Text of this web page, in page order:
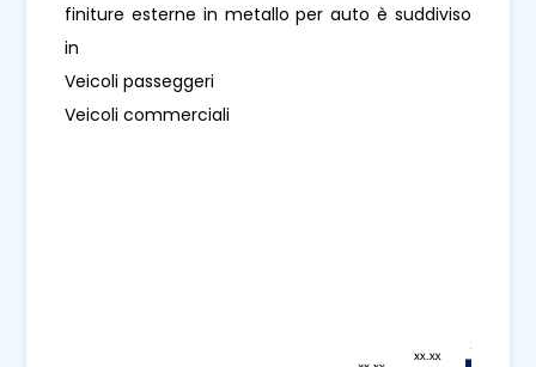
finiture esterne in metallo per auto è suddiviso
in
Veicoli passeggeri
Veicoli commerciali